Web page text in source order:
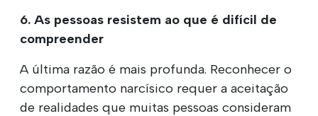
6. As pessoas resistem ao que é difícil de
compreender
A última razão é mais profunda. Reconhecer o
comportamento narcísico requer a aceitação
de realidades que muitas pessoas consideram